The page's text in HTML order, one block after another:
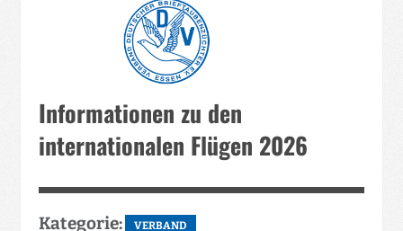
Informationen zu den
internationalen Flügen 2026
Kategorie: VERBAND